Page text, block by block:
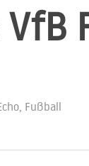
, Fußball